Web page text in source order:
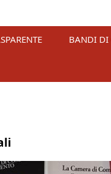
BANDI DI